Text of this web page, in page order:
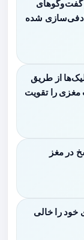
گفت‌وگوهای
شده
از طریق
مغزی را تقویت
در مغز
خود را خالی